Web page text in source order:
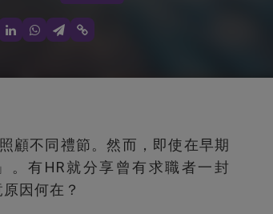
顧不同禮節。然而，即使在早期
。有HR就分享曾有求職者一封
因何在？